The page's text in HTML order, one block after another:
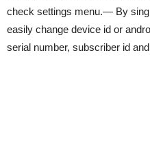
check settings menu.— By
easily change device id or
serial number, subscriber id